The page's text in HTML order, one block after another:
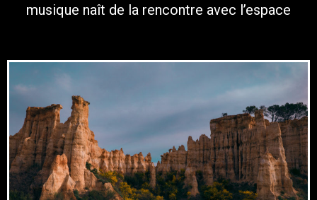
musique naît de la rencontre avec l’espace